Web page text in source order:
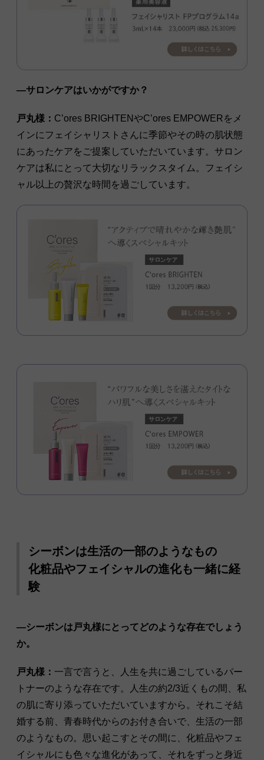
―サロンケアはいかがですか？
戸丸様： C’ores BRIGHTENやC’ores EMPOWERをメ
インにフェイシャリストさんに季節やその時の肌状態
にあったケアをご提案していただいています。サロン
ケアは私にとって大切なリラックスタイム。フェイシ
ャル以上の贅沢な時間を過ごしています。
シーボンは生活の一部のようなもの
化粧品やフェイシャルの進化も一緒に経
験
―シーボンは戸丸様にとってどのような存在でしょう
か。
戸丸様： 一言で言うと、人生を共に過ごしているパー
トナーのような存在です。人生の約2/3近くもの間、私
の肌に寄り添っていただいていますから。それこそ結
婚する前、青春時代からのお付き合いで、生活の一部
のようなもの。思い起こすとその間に、化粧品やフェ
イシャルにも色々な進化があって、それをずっと身近